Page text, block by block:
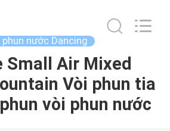
nước Dancing
Small Air Mixed
Vòi phun tia
vòi phun nước